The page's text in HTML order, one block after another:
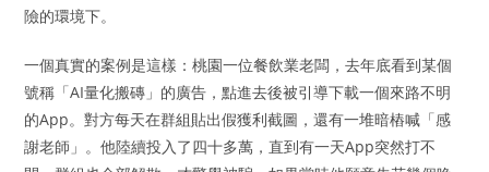
險的環境下。
一個真實的案例是這樣：桃園一位餐飲業老闆，去年底看到某個
號稱「AI量化搬磚」的廣告，點進去後被引導下載一個來路不明
的App。對方每天在群組貼出假獲利截圖，還有一堆暗樁喊「感
謝老師」。他陸續投入了四十多萬，直到有一天App突然打不